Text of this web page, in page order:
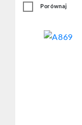
Porównaj